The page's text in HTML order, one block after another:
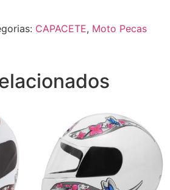
CAPACETE, Moto Pecas